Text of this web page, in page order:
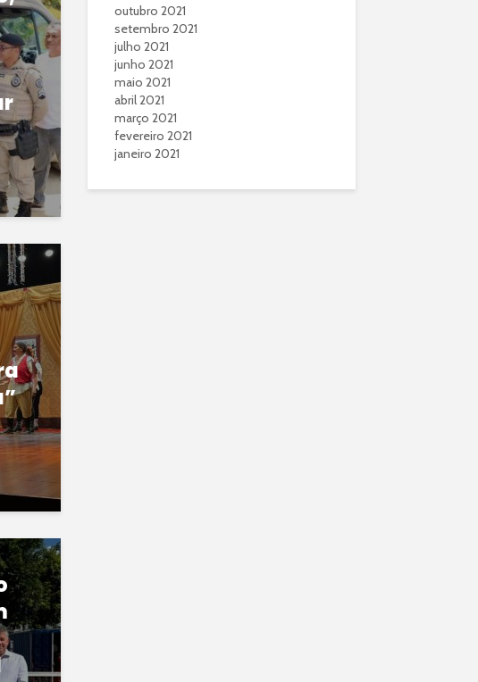
outubro 2021
setembro 2021
julho 2021
junho 2021
maio 2021
abril 2021
março 2021
fevereiro 2021
janeiro 2021